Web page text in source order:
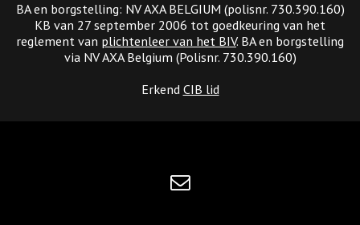
BA en borgstelling: NV AXA BELGIUM (polisnr. 730.390.160)
KB van 27 september 2006 tot goedkeuring van het
reglement van plichtenleer van het BIV. BA en borgstelling
via NV AXA Belgium (Polisnr. 730.390.160)
Erkend CIB lid